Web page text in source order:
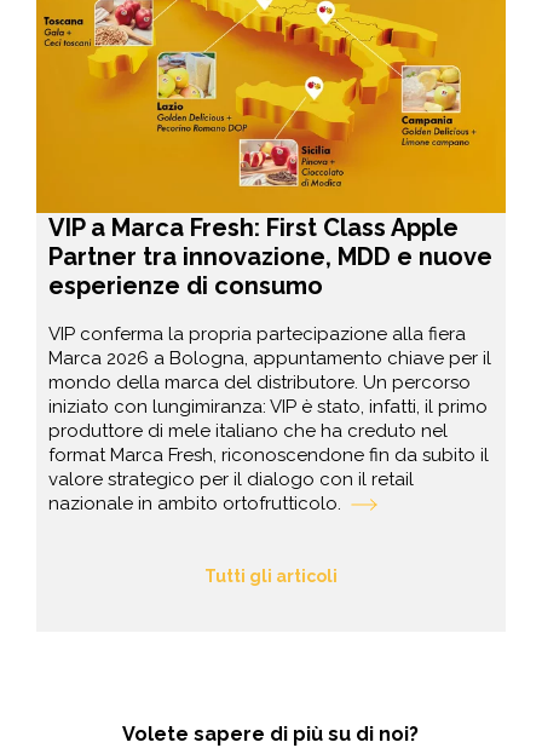
VIP a Marca Fresh: First Class Apple
Partner tra innovazione, MDD e nuove
esperienze di consumo
VIP conferma la propria partecipazione alla fiera
Marca 2026 a Bologna, appuntamento chiave per il
mondo della marca del distributore. Un percorso
iniziato con lungimiranza: VIP è stato, infatti, il primo
produttore di mele italiano che ha creduto nel
format Marca Fresh, riconoscendone fin da subito il
valore strategico per il dialogo con il retail
nazionale in ambito ortofrutticolo.
Tutti gli articoli
Volete sapere di più su di noi?